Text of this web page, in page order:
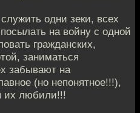
одни зеки, всех
на войну с одной
гражданских,
заниматься
забывают на
(но непонятное!!!),
их любили!!!